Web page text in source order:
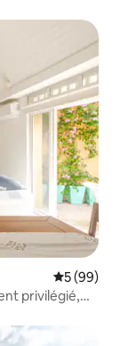
5 (99)
privilégié,